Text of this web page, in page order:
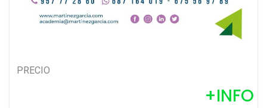
PRECIO
+INFO